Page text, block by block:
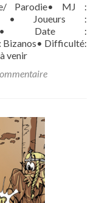
Parodie• MJ :
• Joueurs :
Date :
Bizanos• Difficulté:
venir